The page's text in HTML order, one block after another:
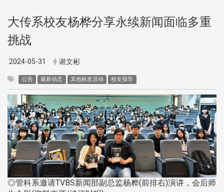
大传系校友杨桦分享永续新闻面临多重
挑战
2024-05-31 谢文彬
公告 最新动态 其他校友活动 校友报导
◎管科系邀请TVBS新闻部副总监杨桦(前排右)演讲，会后师